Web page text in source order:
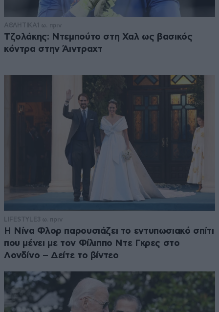
ΑΘΛΗΤΙΚΑ1 ω. πριν
Τζολάκης: Ντεμπούτο στη Χαλ ως βασικός
κόντρα στην Άιντραχτ
LIFESTYLE3 ω. πριν
Η Νίνα Φλορ παρουσιάζει το εντυπωσιακό σπίτι
που μένει με τον Φίλιππο Ντε Γκρες στο
Λονδίνο – Δείτε το βίντεο